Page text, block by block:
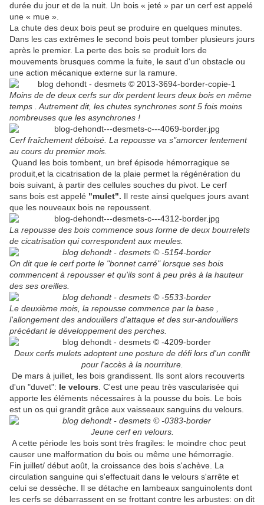
durée du jour et de la nuit. Un bois « jeté » par un cerf est appelé
une « mue ».
La chute des deux bois peut se produire en quelques minutes.
Dans les cas extrêmes le second bois peut tomber plusieurs jours
après le premier. La perte des bois se produit lors de
mouvements brusques comme la fuite, le saut d'un obstacle ou
une action mécanique externe sur la ramure.
Moins de de deux cerfs sur dix perdent leurs deux bois en même
temps . Autrement dit, les chutes synchrones sont 5 fois moins
nombreuses que les asynchrones !
Cerf fraîchement déboisé. La repousse va s"amorcer lentement
au cours du premier mois.
Quand les bois tombent, un bref épisode hémorragique se
produit,et la cicatrisation de la plaie permet la régénération du
bois suivant, à partir des cellules souches du pivot. Le cerf
sans bois est appelé "mulet". Il reste ainsi quelques jours avant
que les nouveaux bois ne repoussent.
La repousse des bois commence sous forme de deux bourrelets
de cicatrisation qui correspondent aux meules.
On dit que le cerf porte le "bonnet carré" lorsque ses bois
commencent à repousser et qu'ils sont à peu près à la hauteur
des ses oreilles.
Le deuxième mois, la repousse commence par la base ,
l'allongement des andouillers d'attaque et des sur-andouillers
précédant le développement des perches.
Deux cerfs mulets adoptent une posture de défi lors d'un conflit
pour l'accès à la nourriture.
De mars à juillet, les bois grandissent. Ils sont alors recouverts
d'un "duvet": le velours . C'est une peau très vascularisée qui
apporte les éléments nécessaires à la pousse du bois. Le bois
est un os qui grandit grâce aux vaisseaux sanguins du velours.
Jeune cerf en velours.
A cette période les bois sont très fragiles: le moindre choc peut
causer une malformation du bois ou même une hémorragie.
Fin juillet/ début août, la croissance des bois s'achève. La
circulation sanguine qui s'effectuait dans le velours s'arrête et
celui se dessèche. Il se détache en lambeaux sanguinolents dont
les cerfs se débarrassent en se frottant contre les arbustes: on dit